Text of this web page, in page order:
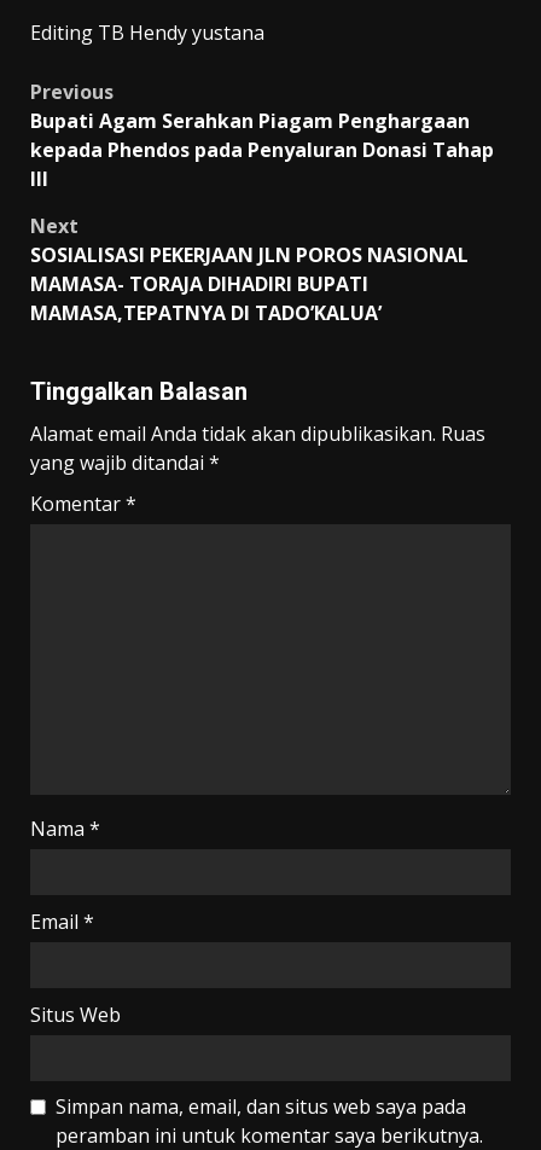
Editing TB Hendy yustana
Post
navigation
Previous
Bupati Agam Serahkan Piagam Penghargaan
kepada Phendos pada Penyaluran Donasi Tahap
III
Next
SOSIALISASI PEKERJAAN JLN POROS NASIONAL
MAMASA- TORAJA DIHADIRI BUPATI
MAMASA,TEPATNYA DI TADO’KALUA’
Tinggalkan Balasan
Alamat email Anda tidak akan dipublikasikan. Ruas
yang wajib ditandai *
Komentar*
Nama *
Email *
Situs Web
Simpan nama, email, dan situs web saya pada
peramban ini untuk komentar saya berikutnya.